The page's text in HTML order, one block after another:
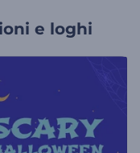
e loghi